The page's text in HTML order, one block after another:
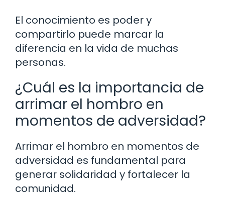
El conocimiento es poder y
compartirlo puede marcar la
diferencia en la vida de muchas
personas.
¿Cuál es la importancia de
arrimar el hombro en
momentos de adversidad?
Arrimar el hombro en momentos de
adversidad es fundamental para
generar solidaridad y fortalecer la
comunidad.